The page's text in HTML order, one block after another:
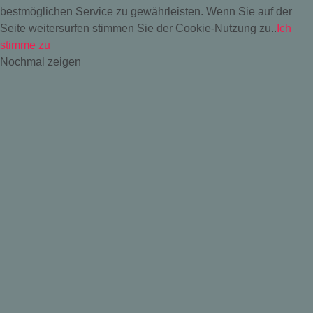
bestmöglichen Service zu gewährleisten. Wenn Sie auf der
Seite weitersurfen stimmen Sie der Cookie-Nutzung zu.. Ich
stimme zu
Nochmal zeigen